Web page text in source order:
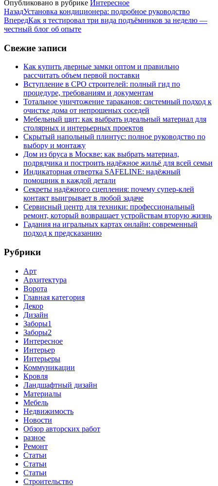
Опубликовано в рубрике Интересное
НазадУстановка кондиционера: подробное руководство
ВпередКак я тестировал три вида подъёмников за неделю —
честный блог об опыте
Свежие записи
Как купить дверные замки оптом и правильно
рассчитать объем первой поставки
Вступление в СРО строителей: полный гид по
процедуре, требованиям и документам
Тотальное уничтожение тараканов: системный подход к
очистке дома от непрошеных соседей
Мебельный щит: как выбрать идеальный материал для
столярных и интерьерных проектов
Скрытый напольный плинтус: полное руководство по
выбору и монтажу
Дом из бруса в Москве: как выбрать материал,
подрядчика и построить надёжное жильё для всей семьи
Индикаторная отвертка SAFELINE: надёжный
помощник в каждой детали
Секреты надёжного сцепления: почему супер‑клей
контакт выигрывает в любой задаче
Сервисный центр для техники: профессиональный
ремонт, который возвращает устройствам вторую жизнь
Гадания на игральных картах онлайн: современный
подход к предсказанию
Рубрики
Арт
Архитектура
Ворота
Главная категория
Декор
Дизайн
Заборы1
Заборы2
Интересное
Интерьер
Интерьеры
Коммуникации
Кровля
Ландшафтный дизайн
Материалы
Мебель
Недвижимость
Новости
Обзор авторских работ
разное
Ремонт
Статьи
Статьи
Статьи
Строительство